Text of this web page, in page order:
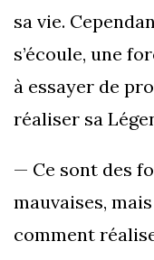
sa vie.
s’écoule, une
à essayer de
réaliser sa
— Ce sont des
mauvaises,
comment